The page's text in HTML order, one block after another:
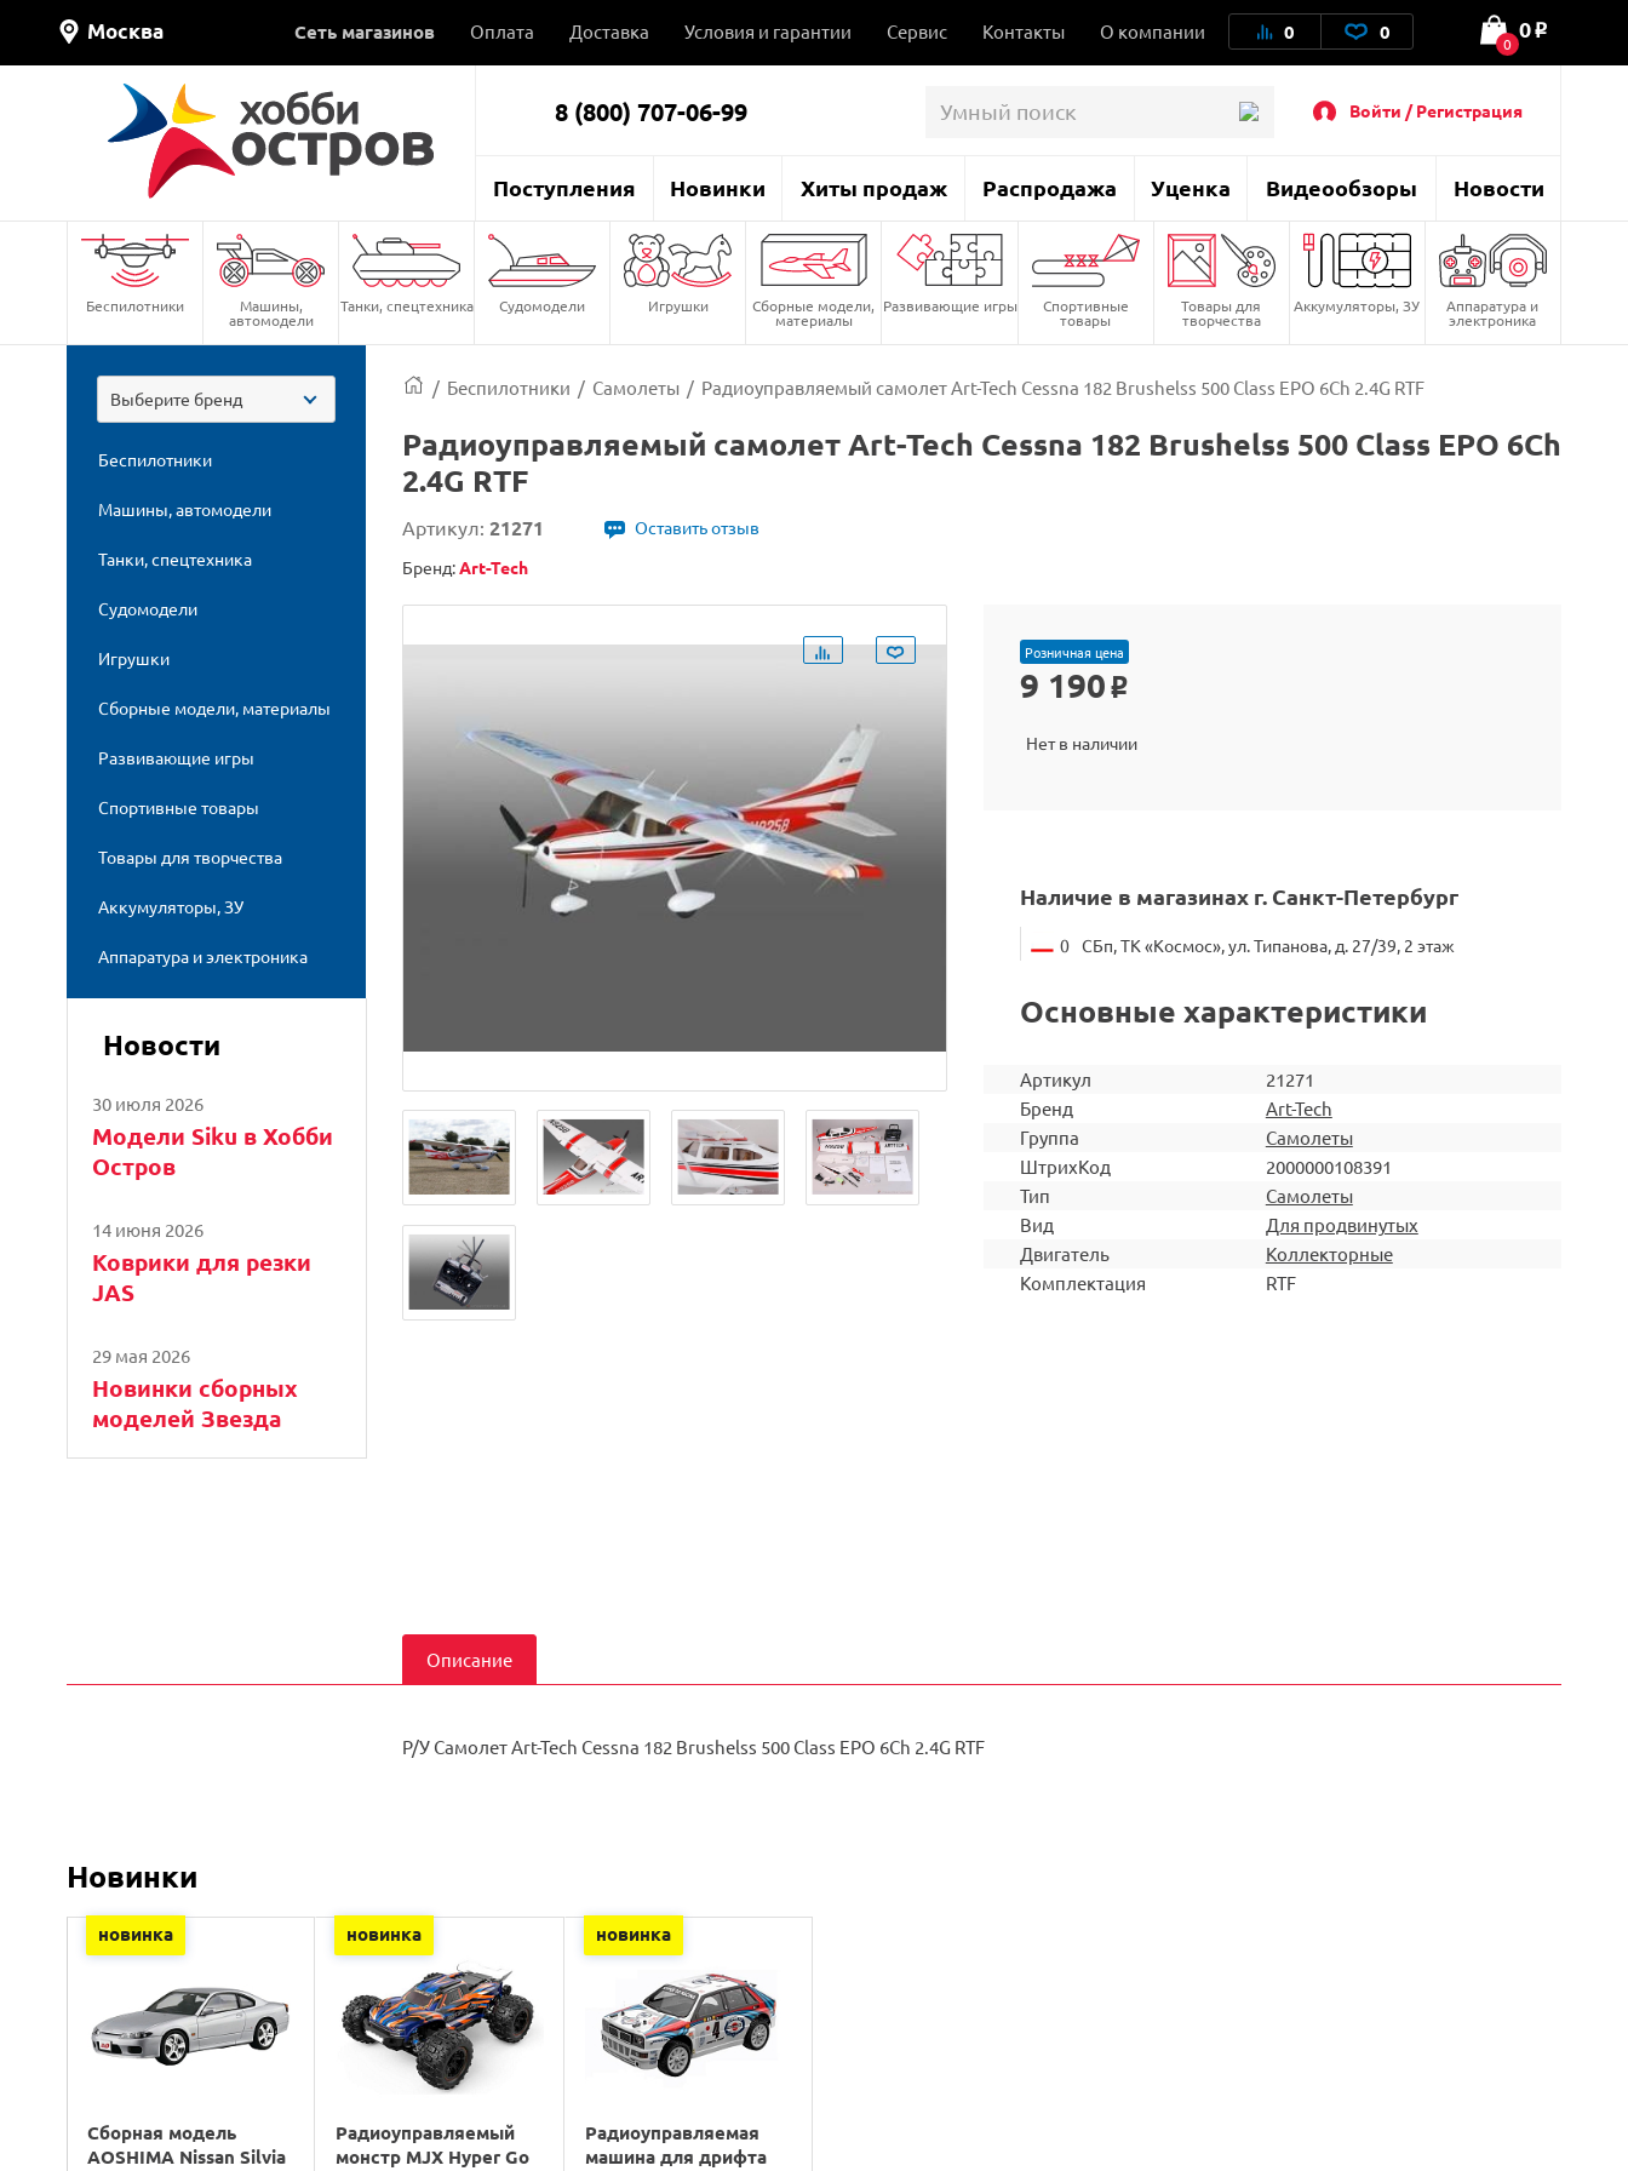
Москва Сеть магазинов Оплата Доставка Условия и гарантии Сервис Контакты О компании 0 0 0
0 o
8 (800) 707-06-99 Войти / Регистрация
Поступления Новинки Хиты продаж Распродажа Уценка Видеообзоры Новости
Беспилотники Машины,
автомодели
Танки, спецтехника Судомодели Игрушки Сборные модели,
материалы
Развивающие игры Спортивные
товары
Товары для
творчества
Аккумуляторы, ЗУ Аппаратура и
электроника
Выберите бренд
Беспилотники
Машины, автомодели
Танки, спецтехника
Судомодели
Игрушки
Сборные модели, материалы
Развивающие игры
Спортивные товары
Товары для творчества
Аккумуляторы, ЗУ
Аппаратура и электроника
Новости
30 июля 2026
Модели Siku в Хобби
Остров
14 июня 2026
Коврики для резки
JAS
29 мая 2026
Новинки сборных
моделей Звезда
/ Беспилотники / Самолеты / Радиоуправляемый самолет Art-Tech Cessna 182 Brushelss 500 Class EPO 6Ch 2.4G RTF
Радиоуправляемый самолет Art-Tech Cessna 182 Brushelss 500 Class EPO 6Ch
2.4G RTF
Артикул: 21271
Оставить отзыв
Бренд:Art-Tech
Розничная цена
9 190 o
Нет в наличии
Наличие в магазинах г. Санкт-Петербург
0 СБп, ТК «Космос», ул. Типанова, д. 27/39, 2 этаж
Основные характеристики
Артикул
21271
Бренд
Art-Tech
Группа
Самолеты
ШтрихКод
2000000108391
Тип
Самолеты
Вид
Для продвинутых
Двигатель
Коллекторные
Комплектация
RTF
Описание
Р/У Самолет Art-Tech Cessna 182 Brushelss 500 Class EPO 6Ch 2.4G RTF
Новинки
новинка
Сборная модель
AOSHIMA Nissan Silvia
новинка
Радиоуправляемый
монстр MJX Hyper Go
новинка
Радиоуправляемая
машина для дрифта